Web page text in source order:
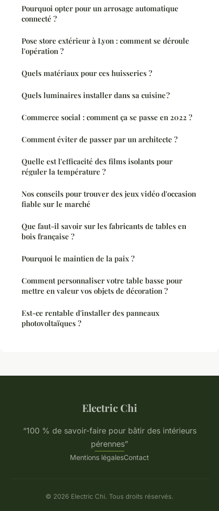
Pourquoi opter pour un arrosage automatique
connecté ?
Pose store extérieur à Lyon : comment se déroule
l'opération ?
Quels matériaux pour ces huisseries ?
Quels luminaires installer dans sa cuisine ?
Commerce social : comment ça se passe en 2022 ?
Comment éviter de passer par un architecte ?
Quelle est l'efficacité des films isolants pour
réguler la température ?
Nos conseils pour trouver des jeux vidéo d'occasion
fiable sur le marché
Que faut-il savoir sur les fabricants de tables en
bois française ?
Pourquoi le maintien de la paix ?
Comment personnaliser votre table basse pour
mettre en valeur vos objets de décoration ?
Est-ce rentable d'installer des panneaux
photovoltaïques ?
Electric Chi
“100 % de savoir-faire pour bâtir des intérieurs
pérennes”
Mentions légalesContact
© 2026 Electric Chi. Tous droits réservés.